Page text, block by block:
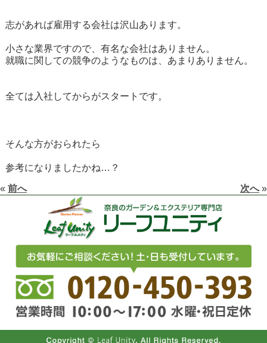
志があれば雇用する会社は沢山あります。
小さな業界ですので、有名な会社はありません。
就職に関しての競争のようなものは、あまりありません。
全ては入社してからがスタートです。
そんな方がおられたら
参考になりましたかね…？
« 前へ 次へ»